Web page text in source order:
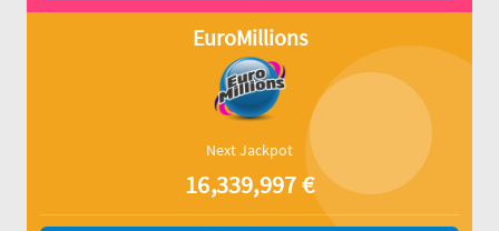
EuroMillions
Next Jackpot
16,339,997€